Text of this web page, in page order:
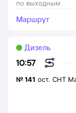
по выходным
Маршрут
10:57
Дизель
№141 ост. СНТ